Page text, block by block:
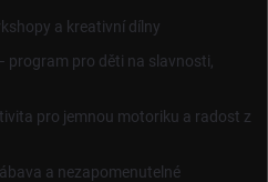
a kreativní dílny
program pro děti na slavnosti,
pro jemnou motoriku a radost z
a nezapomenutelné